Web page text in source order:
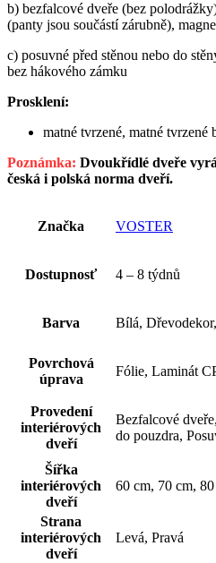
b) bezfalcové dveře (bez
(panty jsou součástí zárubně),
c) posuvné před stěnou nebo do
bez hákového zámku
Prosklení:
matné tvrzené, matné
Poznámka: Dvoukřídlé dveře
česká i polská norma dveří.
Značka VOSTER
Dostupnosť 4 – 8 týdnů
Barva Bílá,
Povrchová
úprava
Fólie, Laminát
Provedení
interiérových
dveří
Bezfalcové
do pouzdra,
Šířka
interiérových
dveří
60 cm, 70 cm,
Strana
interiérových
dveří
Levá, Pravá